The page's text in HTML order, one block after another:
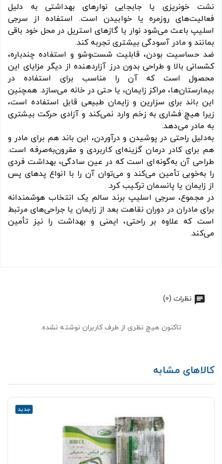
نشت خونریزی یا جابجایی نوارهای بهداشتی به دلیل
فعالیت‌های روزمره یا خوابیدن است. استفاده از سرجی
اسلیپ باعث می‌شود نوار یا گازهای استریل در محل خود باقی
بمانند و مادر آسودگی بیشتری تجربه کند.
ضد حساسیت بودن، قابلیت شست‌وشو و استفاده چندباره،
کشسانی بالا و طراحی بدون درز آزاردهنده از دیگر مزایای این
محصول است که آن را مناسب برای استفاده در
بیمارستان‌ها، مراکز زایمان، یا حتی در خانه می‌سازد. همچنین
این باند برای سزارین و زایمان طبیعی قابل استفاده است،
زیرا هیچ فشاری به زخم وارد نمی‌کند و آزادی حرکت بیشتری
به مادر می‌دهد.
به‌دلیل راحتی در پوشیدن و درآوردن، این باند هم برای مادر و
هم برای کادر درمان گزینه‌ای کاربردی و مقرون‌به‌صرفه است.
طراحی آن به‌گونه‌ای است که در عین سادگی، بهداشت فردی
را به‌خوبی تأمین می‌کند و می‌توان آن را با انواع پدهای پس
از زایمان یا پانسمان ترکیب کرد.
در مجموع، سرجی اسلیپ برند سالم یک انتخاب هوشمندانه
برای مادران در دوران نقاهت بعد از زایمان یا جراحی‌های مرتبط
است که علاوه بر راحتی، ایمنی و بهداشت را نیز تأمین
می‌کند.
نظرات (0)
تاکنون هیچ نظری از طرف کاربران نوشته نشده.
کالاهای مشابه
جدید